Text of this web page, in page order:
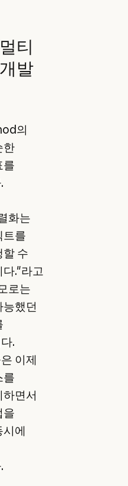
티
발
의
한
를
화는
트를
할 수
."라고
로는
했던
.
이제
를
면서
을
시에